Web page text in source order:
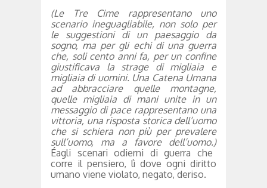
(Le Tre Cime rappresentano uno
scenario ineguagliabile, non solo per
le suggestioni di un paesaggio da
sogno, ma per gli echi di una guerra
che, soli cento anni fa, per un confine
giustificava la strage di migliaia e
migliaia di uomini. Una Catena Umana
ad abbracciare quelle montagne,
quelle migliaia di mani unite in un
messaggio di pace rappresentano una
vittoria, una risposta storica dell’uomo
che si schiera non più per prevalere
sull’uomo, ma a favore dell’uomo.)
Éagli scenari odierni di guerra che
corre il pensiero, lì dove ogni diritto
umano viene violato, negato, deriso.